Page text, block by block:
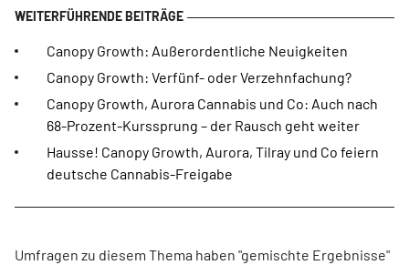
Canopy Growth: Außerordentliche Neuigkeiten
Canopy Growth: Verfünf- oder Verzehnfachung?
Canopy Growth, Aurora Cannabis und Co: Auch nach
68-Prozent-Kurssprung – der Rausch geht weiter
Hausse! Canopy Growth, Aurora, Tilray und Co feiern
deutsche Cannabis-Freigabe
Umfragen zu diesem Thema haben "gemischte Ergebnisse"